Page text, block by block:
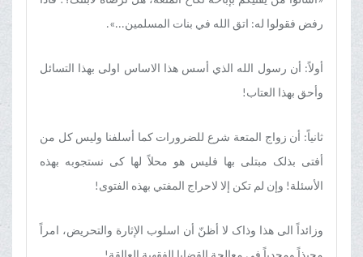
رفض فقولوا له: اتق الله في بنات المسلمین...».
أولاً: أن رسول الله الذي أسس هذا الاساس اولی بهذا التسائل
وأحق بهذا العتاب!
ثانیاً: أن زواج المتعة شرع للضرورات کما أسلفنا ولیس کل من
أفتی بذلک مبتلی بها فلیس هو محلاً لها کی نستجوبه بهذه
الأسئلة! وإن لم تکن إلا لاحراج المفتي بهذه الفتوی!
وزائداً الی هذا وذاک لا أظنّ أن اسلوب الإثارة والتحریض، امراً